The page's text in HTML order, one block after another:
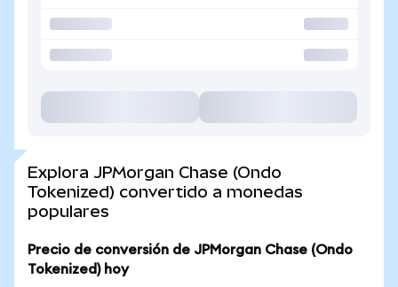
Explora JPMorgan Chase (Ondo
Tokenized) convertido a monedas
populares
Precio de conversión de JPMorgan Chase (Ondo
Tokenized) hoy